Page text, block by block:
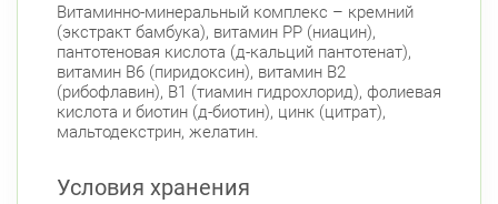
Витаминно-минеральный комплекс – кремний
(экстракт бамбука), витамин РР (ниацин),
пантотеновая кислота (д-кальций пантотенат),
витамин В6 (пиридоксин), витамин В2
(рибофлавин), В1 (тиамин гидрохлорид), фолиевая
кислота и биотин (д-биотин), цинк (цитрат),
мальтодекстрин, желатин.
Условия хранения